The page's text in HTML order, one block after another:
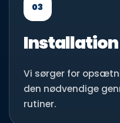
03
Vi sørger for
den nødvendige
rutiner.